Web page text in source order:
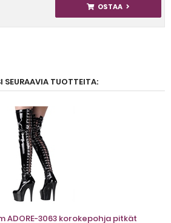
OSTAA
SEURAAVIA TUOTTEITA:
ADORE-3063 korokepohja pitkät